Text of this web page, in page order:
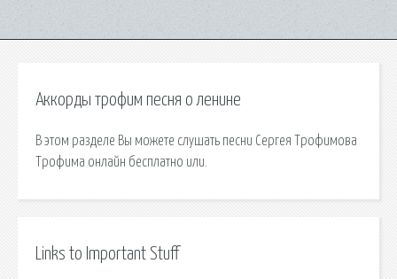
Аккорды трофим песня о ленине
В этом разделе Вы можете слушать песни Сергея Трофимова
Трофима онлайн бесплатно или.
Links to Important Stuff